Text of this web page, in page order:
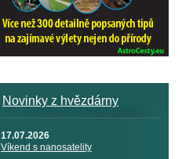
Novinky z hvězdárny
17.07.2026
Víkend s nanosatelity